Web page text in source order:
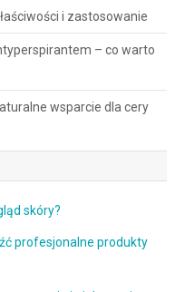
i zastosowanie
– co warto
wsparcie dla cery
skóry?
profesjonalne produkty